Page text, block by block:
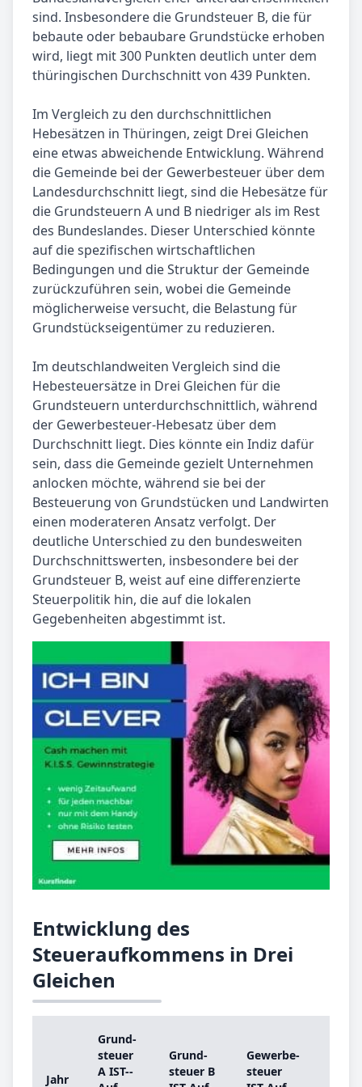
sind. Insbesondere die Grundsteuer B, die für
bebaute oder bebaubare Grundstücke erhoben
wird, liegt mit 300 Punkten deutlich unter dem
thüringischen Durchschnitt von 439 Punkten.
Im Vergleich zu den durchschnittlichen
Hebesätzen in Thüringen, zeigt Drei Gleichen
eine etwas abweichende Entwicklung. Während
die Gemeinde bei der Gewerbesteuer über dem
Landesdurchschnitt liegt, sind die Hebesätze für
die Grundsteuern A und B niedriger als im Rest
des Bundeslandes. Dieser Unterschied könnte
auf die spezifischen wirtschaftlichen
Bedingungen und die Struktur der Gemeinde
zurückzuführen sein, wobei die Gemeinde
möglicherweise versucht, die Belastung für
Grundstückseigentümer zu reduzieren.
Im deutschlandweiten Vergleich sind die
Hebesteuersätze in Drei Gleichen für die
Grundsteuern unterdurchschnittlich, während
der Gewerbesteuer-Hebesatz über dem
Durchschnitt liegt. Dies könnte ein Indiz dafür
sein, dass die Gemeinde gezielt Unternehmen
anlocken möchte, während sie bei der
Besteuerung von Grundstücken und Landwirten
einen moderateren Ansatz verfolgt. Der
deutliche Unterschied zu den bundesweiten
Durchschnittswerten, insbesondere bei der
Grundsteuer B, weist auf eine differenzierte
Steuerpolitik hin, die auf die lokalen
Gegebenheiten abgestimmt ist.
Entwicklung des
Steueraufkommens in Drei
Gleichen
Jahr
Grund­
steu­er
A IST-­
Grund­
steu­er B
Ge­wer­be­
steu­er